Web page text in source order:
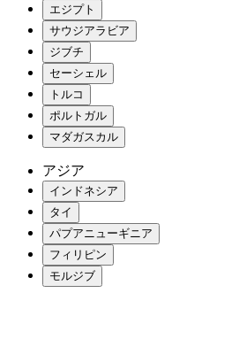
エジプト
サウジアラビア
ジブチ
セーシェル
トルコ
ポルトガル
マダガスカル
アジア
インドネシア
タイ
パプアニューギニア
フィリピン
モルジブ